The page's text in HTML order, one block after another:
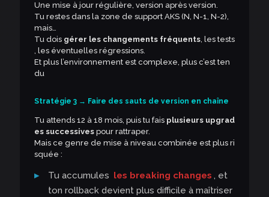
Une mise à jour régulière, version après version.
Tu restes dans la zone de support AKS (N, N-1, N-2),
mais…
Tu dois gérer les changements fréquents, les tests
, les éventuelles régressions.
Et plus l’environnement est complexe, plus c’est ten
du
Stratégie 3 → Faire des sauts de version en chaîne
Tu attends 12 à 18 mois, puis tu fais plusieurs upgrad
es successives pour rattraper.
Mais ce genre de mise à niveau combinée est plus ri
squée :
Tu accumules les breaking changes , et
ton rollback devient plus difficile à maîtriser